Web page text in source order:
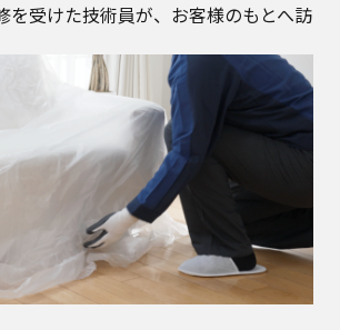
を受けた技術員が、お客様のもとへ訪